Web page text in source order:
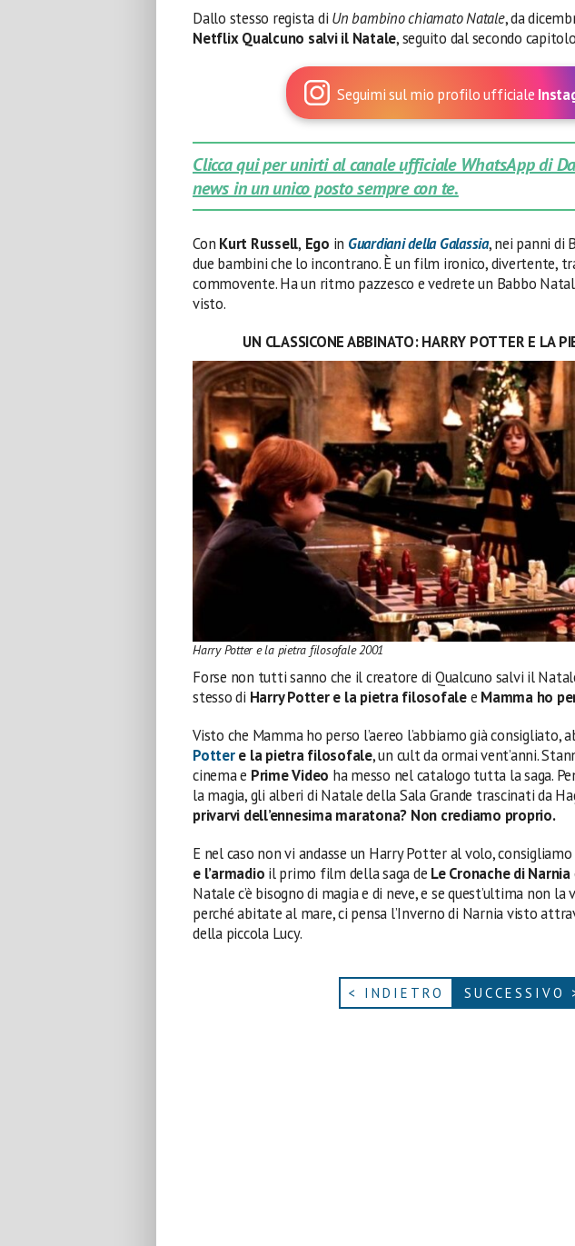
Dallo stesso regista di Un bambino chiamato Natale, da
Netflix Qualcuno salvi il Natale, seguito dal secondo
Seguimi sul mio profilo ufficiale
Clicca qui per unirti al canale ufficiale WhatsApp di
news in un unico posto sempre con te.
Con Kurt Russell, Ego in Guardiani della Galassia, nei panni di
due bambini che lo incontrano. È un film ironico, divertente,
commovente. Ha un ritmo pazzesco e vedrete un Babbo
visto.
UN CLASSICONE ABBINATO: HARRY POTTER E LA
Harry Potter e la pietra filosofale 2001
Forse non tutti sanno che il creatore di Qualcuno salvi il
stesso di Harry Potter e la pietra filosofalee Mamma ho
Visto che Mamma ho perso l’aereo l’abbiamo già consigliato,
Pottere la pietra filosofale, un cult da ormai vent’anni.
cinema e Prime Video ha messo nel catalogo tutta la saga.
la magia, gli alberi di Natale della Sala Grande trascinati da
privarvi dell’ennesima maratona? Non crediamo proprio.
E nel caso non vi andasse un Harry Potter al volo, consigliamo
e l’armadio il primo film della saga de Le Cronache di Narnia
Natale c’è bisogno di magia e di neve, e se quest’ultima non
perché abitate al mare, ci pensa l’Inverno di Narnia visto
della piccola Lucy.
< INDIETRO SUCCESSIVO